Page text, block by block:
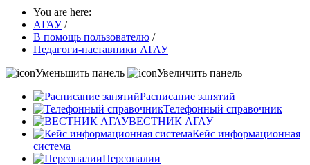
You are here:
АГАУ /
В помощь пользователю /
Педагоги-наставники АГАУ
Уменьшить панель
Увеличить панель
Расписание занятий
Телефонный справочник
ВЕСТНИК АГАУ
Кейс информационная
система
Персоналии